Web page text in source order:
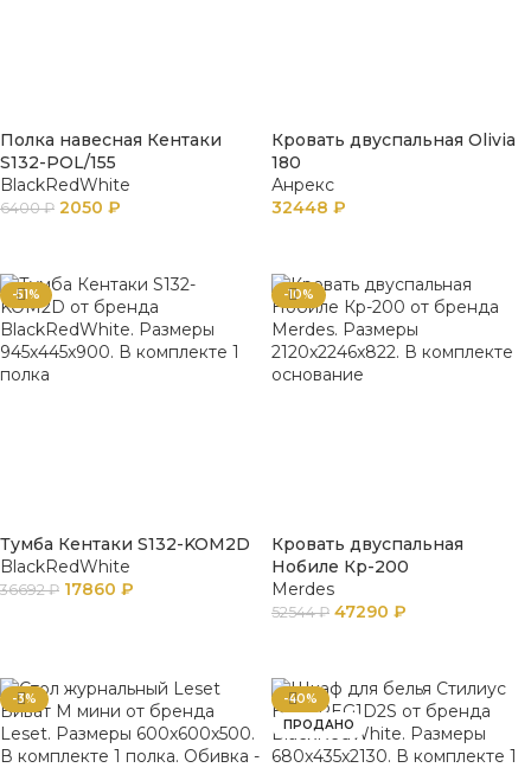
Полка навесная Кентаки
S132-POL/155
BlackRedWhite
6400₽ 2050 ₽
Кровать двуспальная Olivia
180
Анрекс
32448 ₽
-51%
Тумба Кентаки S132-KOM2D
BlackRedWhite
36692₽ 17860 ₽
-10%
Кровать двуспальная
Нобиле Кр-200
Merdes
52544₽ 47290 ₽
-3%
-40%
ПРОДАНО